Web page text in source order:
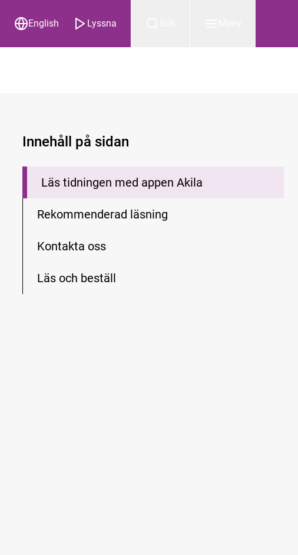
English Lyssna
Innehåll på sidan
Läs tidningen med appen Akila
Rekommenderad läsning
Kontakta oss
Läs och beställ